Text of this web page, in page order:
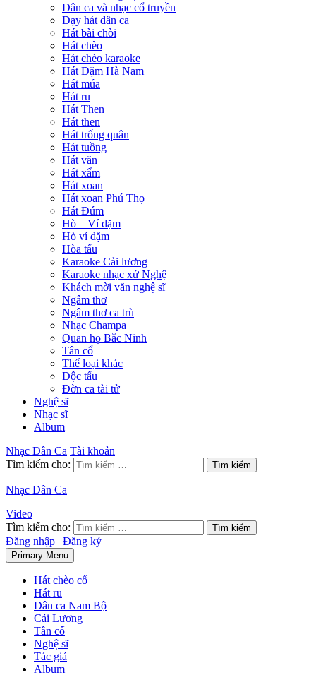
Dân ca và nhạc cổ truyền
Dạy hát dân ca
Hát bài chòi
Hát chèo
Hát chèo karaoke
Hát Dặm Hà Nam
Hát múa
Hát ru
Hát Then
Hát then
Hát trống quân
Hát tuồng
Hát văn
Hát xẩm
Hát xoan
Hát xoan Phú Thọ
Hát Đúm
Hò – Ví dặm
Hò ví dặm
Hòa tấu
Karaoke Cải lương
Karaoke nhạc xứ Nghệ
Khách mời văn nghệ sĩ
Ngâm thơ
Ngâm thơ ca trù
Nhạc Champa
Quan họ Bắc Ninh
Tân cổ
Thể loại khác
Độc tấu
Đờn ca tài tử
Nghệ sĩ
Nhạc sĩ
Album
Nhạc Dân Ca Tài khoản
Tìm kiếm cho:
Nhạc Dân Ca
Video
Tìm kiếm cho:
Đăng nhập | Đăng ký
Primary Menu
Hát chèo cổ
Hát ru
Dân ca Nam Bộ
Cải Lương
Tân cổ
Nghệ sĩ
Tác giả
Album